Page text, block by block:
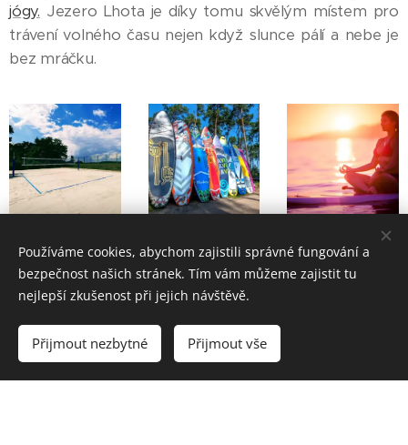
jógy. Jezero Lhota je díky tomu skvělým místem pro
trávení volného času nejen když slunce pálí a nebe je
bez mráčku.
Používáme cookies, abychom zajistili správné fungování a
bezpečnost našich stránek. Tím vám můžeme zajistit tu
nejlepší zkušenost při jejich návštěvě.
Přijmout nezbytné Přijmout vše